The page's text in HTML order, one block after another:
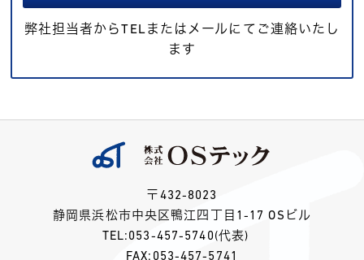
弊社担当者からTELまたはメールにてご連絡いたし
ます
〒432-8023
静岡県浜松市中央区鴨江四丁目1-17 OSビル
TEL: 053-457-5740 (代表)
FAX:053-457-5741